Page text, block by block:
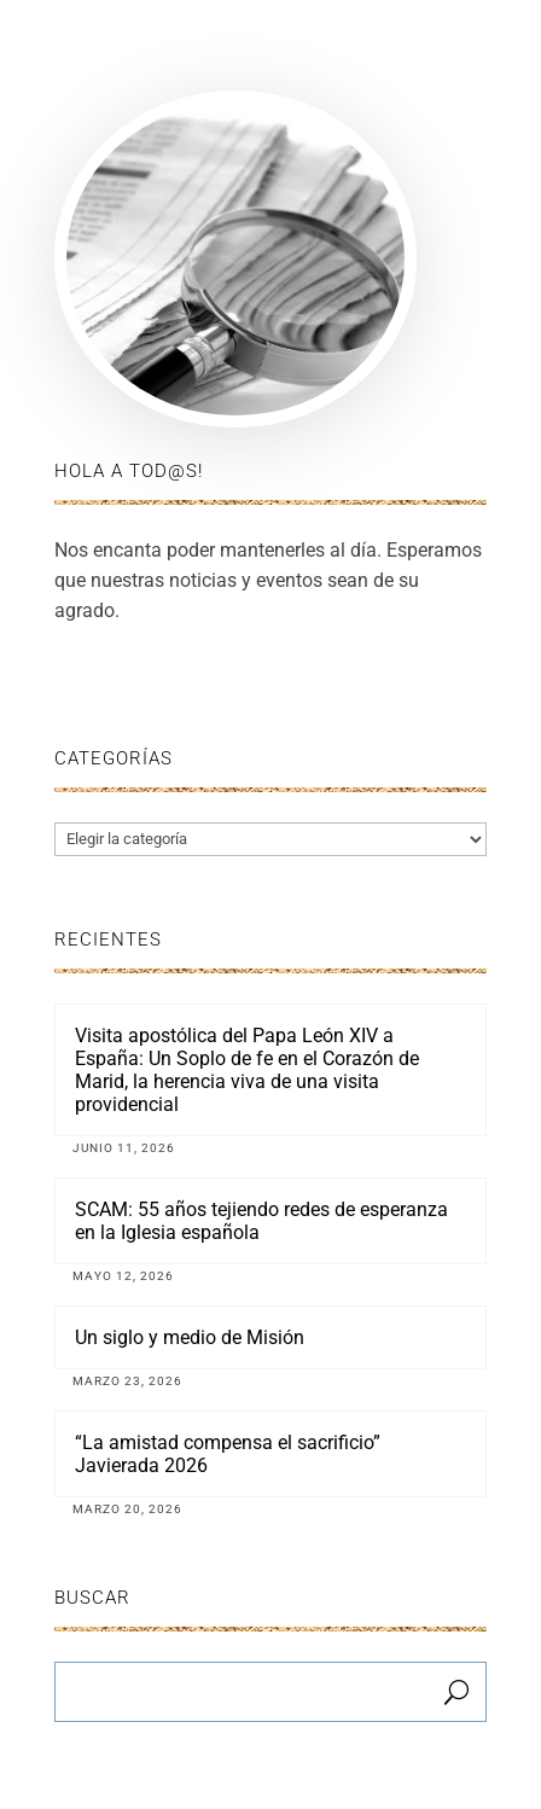
HOLA A TOD@S!
Nos encanta poder mantenerles al día. Esperamos
que nuestras noticias y eventos sean de su
agrado.
CATEGORÍAS
Categorías
RECIENTES
Visita apostólica del Papa León XIV a
España: Un Soplo de fe en el Corazón de
Marid, la herencia viva de una visita
providencial
JUNIO 11, 2026
SCAM: 55 años tejiendo redes de esperanza
en la Iglesia española
MAYO 12, 2026
Un siglo y medio de Misión
MARZO 23, 2026
“La amistad compensa el sacrificio”
Javierada 2026
MARZO 20, 2026
BUSCAR